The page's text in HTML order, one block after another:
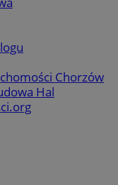
Chorzów
Hal